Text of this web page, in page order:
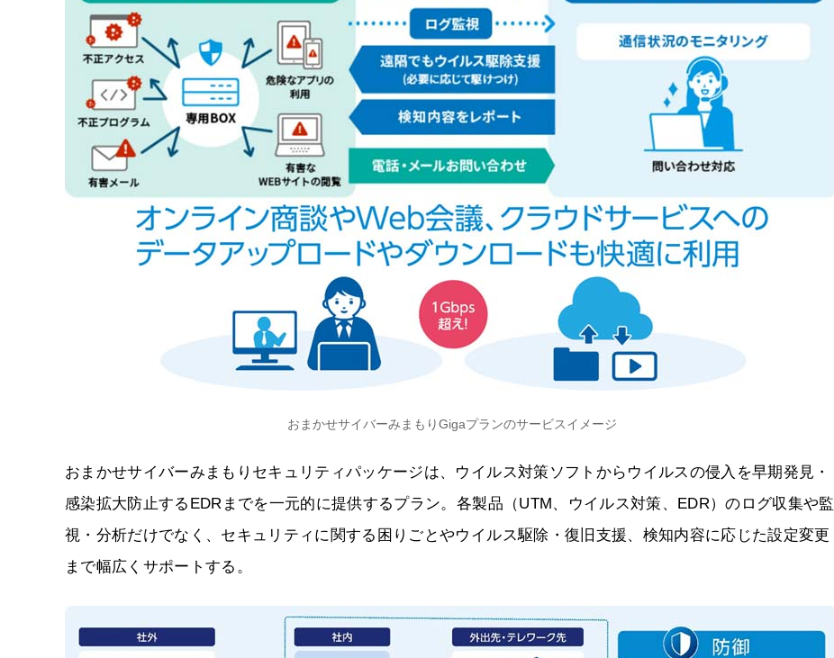
おまかせサイバーみまもりGigaプランのサービスイメージ
おまかせサイバーみまもりセキュリティパッケージは、ウイルス対策ソフトからウイルスの侵入を早期発見・
感染拡大防止するEDRまでを一元的に提供するプラン。各製品（UTM、ウイルス対策、EDR）のログ収集や監
視・分析だけでなく、セキュリティに関する困りごとやウイルス駆除・復旧支援、検知内容に応じた設定変更
まで幅広くサポートする。